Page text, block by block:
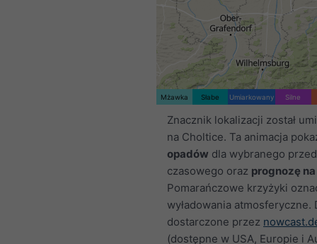
Mżawka Słabe Umiarkowany Silne
Znacznik lokalizacji został
na Choltice. Ta animacja
opadów dla wybranego
czasowego oraz prognozę
Pomarańczowe krzyżyki
wyładowania atmosferyczne.
dostarczone przez
(dostępne w USA, Europie i